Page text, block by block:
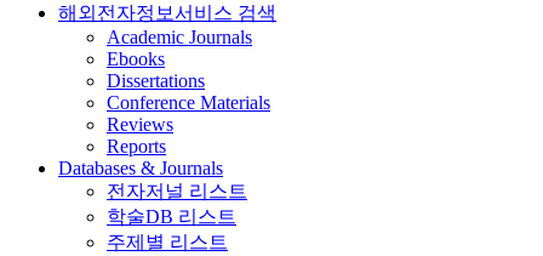
해외전자정보서비스 검색
Academic Journals
Ebooks
Dissertations
Conference Materials
Reviews
Reports
Databases & Journals
전자저널 리스트
학술DB 리스트
주제별 리스트